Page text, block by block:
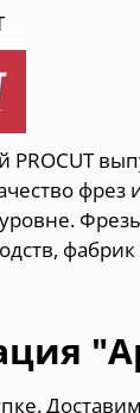
PROCUT